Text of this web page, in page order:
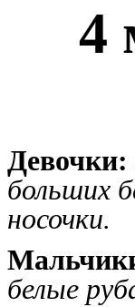
4
Девочки:
больших
носочки.
белые